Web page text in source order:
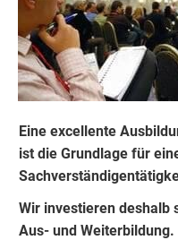
Eine excellente
ist die Grundlage für
Wir investieren deshalb
Aus- und Weiterbildung.